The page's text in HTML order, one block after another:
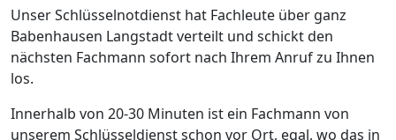
Unser Schlüsselnotdienst hat Fachleute über ganz
Babenhausen Langstadt verteilt und schickt den
nächsten Fachmann sofort nach Ihrem Anruf zu Ihnen
los.
Innerhalb von 20-30 Minuten ist ein Fachmann von
unserem Schlüsseldienst schon vor Ort, egal, wo das in